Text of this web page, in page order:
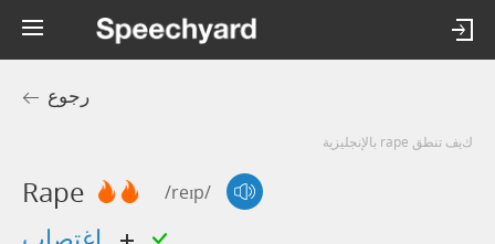
رجوع
كيف تنطق rape بالإنجليزية
Rape /reɪp/